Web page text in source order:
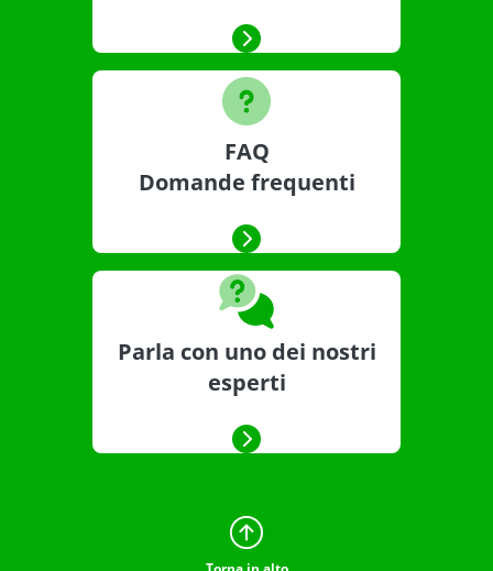
FAQ
Domande frequenti
Parla con uno dei nostri
esperti